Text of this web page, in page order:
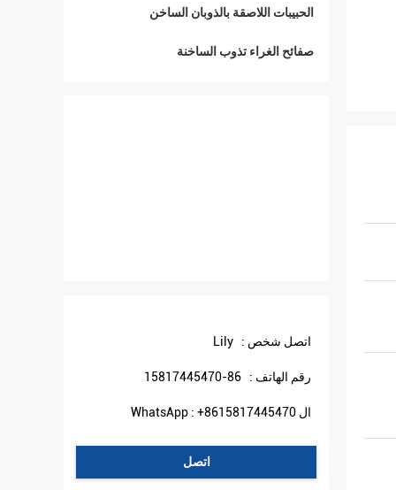
الحبيبات اللاصقة بالذوبان الساخن
صفائح الغراء تذوب الساخنة
اتصل شخص : Lily
رقم الهاتف : 86-15817445470
ال WhatsApp : +8615817445470
اتصل